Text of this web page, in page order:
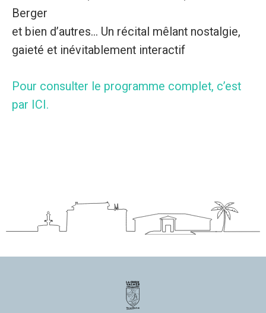
Berger
et bien d’autres... Un récital mêlant nostalgie,
gaieté et inévitablement interactif
Pour consulter le programme complet, c’est
par ICI.